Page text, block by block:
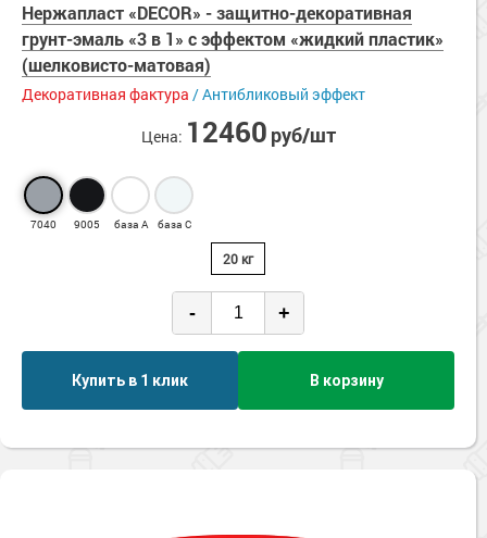
Нержапласт «DECOR» - защитно-декоративная
грунт-эмаль «3 в 1» с эффектом «жидкий пластик»
(шелковисто-матовая)
Декоративная фактура / Антибликовый эффект
Цена: 12460 руб/шт
7040 9005 база А база С
20 кг
- +
Купить в 1 клик В корзину